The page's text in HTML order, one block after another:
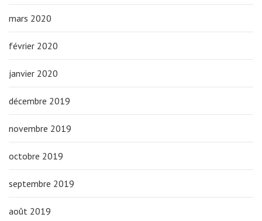
mars 2020
février 2020
janvier 2020
décembre 2019
novembre 2019
octobre 2019
septembre 2019
août 2019